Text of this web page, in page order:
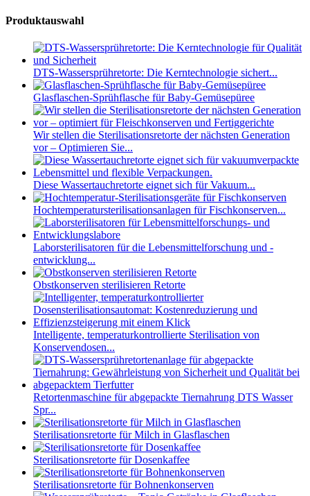
Produktauswahl
DTS-Wassersprühretorte: Die Kerntechnologie sichert...
Glasflaschen-Sprühflasche für Baby-Gemüsepüree
Wir stellen die Sterilisationsretorte der nächsten Generation
vor – Optimieren Sie...
Diese Wassertauchretorte eignet sich für Vakuum...
Hochtemperatursterilisationsanlagen für Fischkonserven...
Laborsterilisatoren für die Lebensmittelforschung und -
entwicklung...
Obstkonserven sterilisieren Retorte
Intelligente, temperaturkontrollierte Sterilisation von
Konservendosen...
Retortenmaschine für abgepackte Tiernahrung DTS Wasser
Spr...
Sterilisationsretorte für Milch in Glasflaschen
Sterilisationsretorte für Dosenkaffee
Sterilisationsretorte für Bohnenkonserven